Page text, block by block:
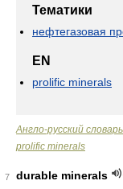
Тематики
нефтегазовая
EN
prolific minerals
Англо-русский
prolific minerals
7
durable minerals